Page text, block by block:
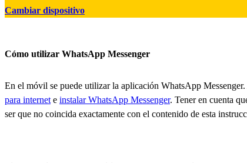
Cambiar dispositivo
Cómo utilizar WhatsApp Messenger
En el móvil se puede utilizar la aplicación WhatsApp
para internet e instalar WhatsApp Messenger. Tener en cuenta
ser que no coincida exactamente con el contenido de esta